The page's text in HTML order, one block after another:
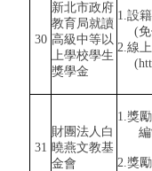
30
新北市政府
教育局就讀
高級中等以
上學校學生
獎學金
1.設
(
2.線
31
財團法人白
曉燕文教基
金會
1.獎
2.獎